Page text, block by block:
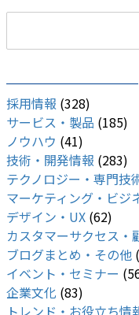
採用情報 (328)
サービス・製品 (185)
ノウハウ (41)
技術・開発情報 (283)
テクノロジー・専門技
マーケティング・ビジ
デザイン・UX (62)
カスタマーサクセス・
ブログまとめ・その他
イベント・セミナー
企業文化 (83)
トレンド・お役立ち情